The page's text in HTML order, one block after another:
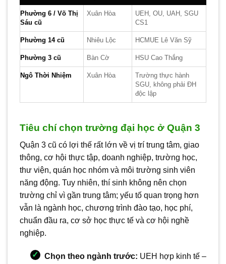
Phường 6 / Võ Thị
Sáu cũ
Xuân Hòa
UEH, OU, UAH, SGU
CS1
Phường 14 cũ Nhiêu Lộc HCMUE Lê Văn Sỹ
Phường 3 cũ Bàn Cờ HSU Cao Thắng
Ngô Thời Nhiệm Xuân Hòa
Trường thực hành
SGU, không phải ĐH
độc lập
Tiêu chí chọn trường đại học ở Quận 3
Quận 3 cũ có lợi thế rất lớn về vị trí trung tâm, giao
thông, cơ hội thực tập, doanh nghiệp, trường học,
thư viện, quán học nhóm và môi trường sinh viên
năng động. Tuy nhiên, thí sinh không nên chọn
trường chỉ vì gần trung tâm; yếu tố quan trọng hơn
vẫn là ngành học, chương trình đào tạo, học phí,
chuẩn đầu ra, cơ sở học thực tế và cơ hội nghề
nghiệp.
Chọn theo ngành trước: UEH hợp kinh tế –